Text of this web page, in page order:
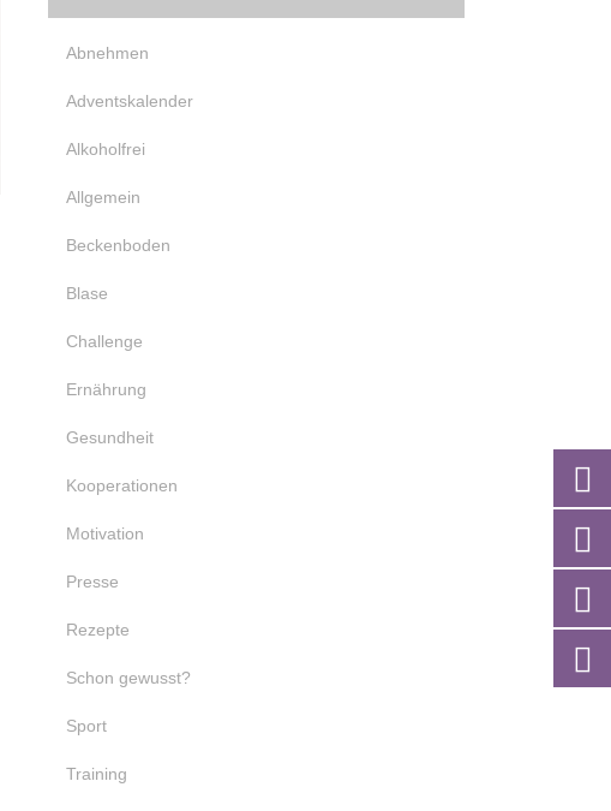
Abnehmen
Adventskalender
Alkoholfrei
Allgemein
Beckenboden
Blase
Challenge
Ernährung
Gesundheit
Kooperationen
Motivation
Presse
Rezepte
Schon gewusst?
Sport
Training